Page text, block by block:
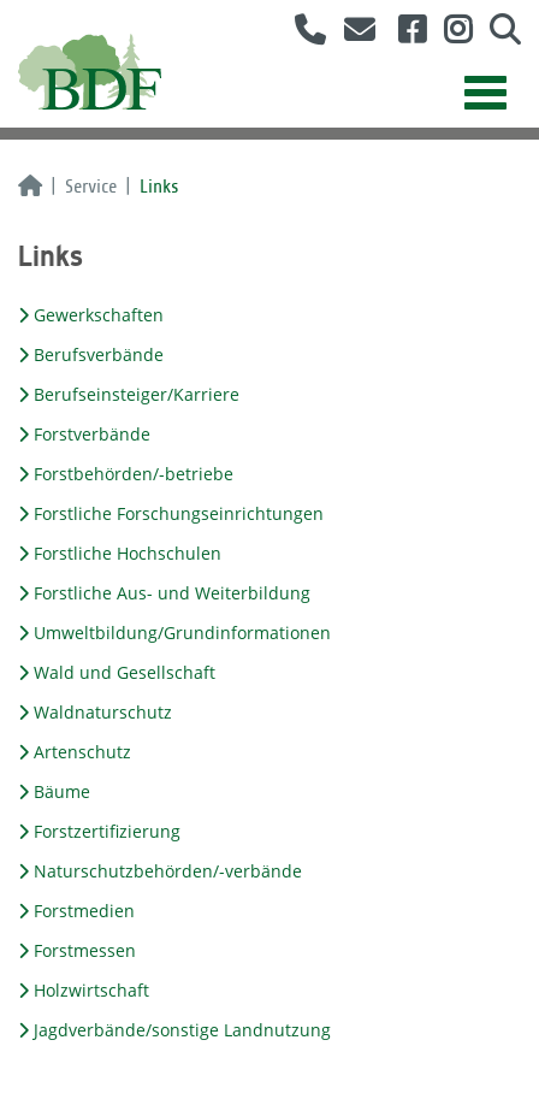
Service Links
Links
Gewerkschaften
Berufsverbände
Berufseinsteiger/Karriere
Forstverbände
Forstbehörden/-betriebe
Forstliche Forschungseinrichtungen
Forstliche Hochschulen
Forstliche Aus- und Weiterbildung
Umweltbildung/Grundinformationen
Wald und Gesellschaft
Waldnaturschutz
Artenschutz
Bäume
Forstzertifizierung
Naturschutzbehörden/-verbände
Forstmedien
Forstmessen
Holzwirtschaft
Jagdverbände/sonstige Landnutzung